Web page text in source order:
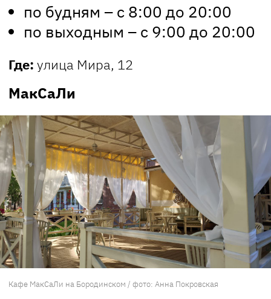
по будням – с 8:00 до 20:00
по выходным – с 9:00 до 20:00
Где: улица Мира, 12
МакСаЛи
Кафе МакСаЛи на Бородинском / фото: Анна Покровская